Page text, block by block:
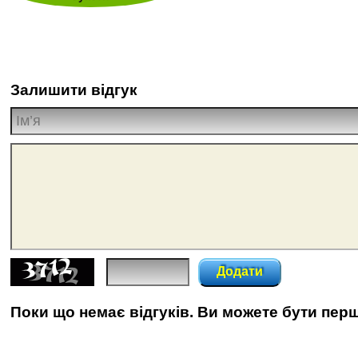
Залишити відгук
Додати
Поки що немає відгуків. Ви можете бути